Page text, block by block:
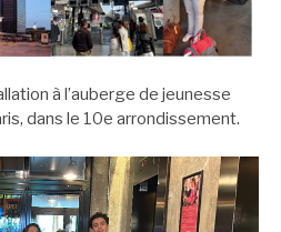
à l’auberge de jeunesse
dans le 10e arrondissement.